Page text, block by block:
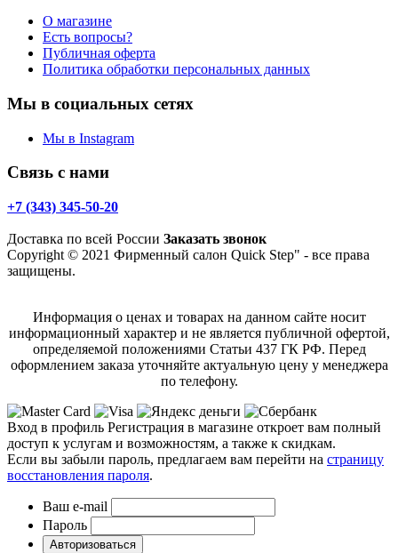
О магазине
Есть вопросы?
Публичная оферта
Политика обработки персональных данных
Мы в социальных сетях
Мы в Instagram
Связь с нами
+7 (343) 345-50-20
Доставка по всей России Заказать звонок
Copyright © 2021 Фирменный салон Quick Step" - все права
защищены.
Информация о ценах и товарах на данном сайте носит
информационный характер и не является публичной офертой,
определяемой положениями Статьи 437 ГК РФ. Перед
оформлением заказа уточняйте актуальную цену у менеджера
по телефону.
Вход в профиль Регистрация в магазине откроет вам полный
доступ к услугам и возможностям, а также к скидкам.
Если вы забыли пароль, предлагаем вам перейти на страницу
восстановления пароля.
Ваш e-mail
Пароль
Авторизоваться